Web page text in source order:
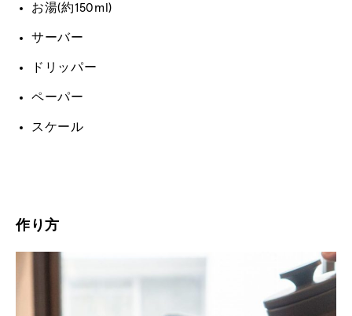
お湯(約150ml)
サーバー
ドリッパー
ペーパー
スケール
作り方